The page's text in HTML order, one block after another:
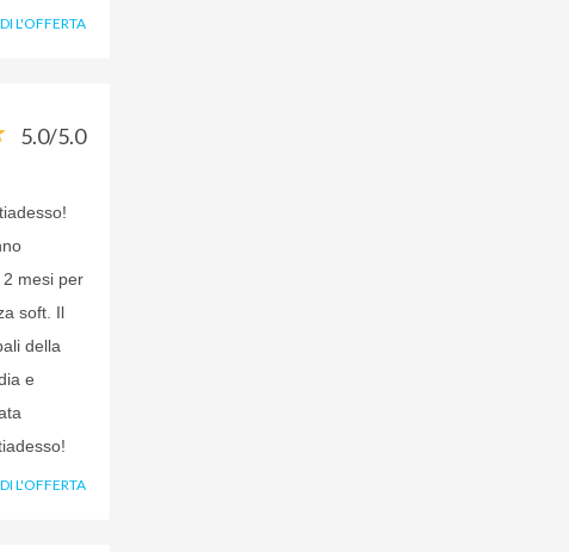
L'OFFERTA
5.0/5.0
mesi per
soft. Il
della
e
L'OFFERTA